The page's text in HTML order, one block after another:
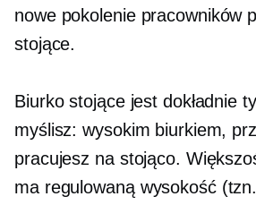
nowe pokolenie pracowników
stojące.
Biurko stojące jest dokładnie
myślisz: wysokim biurkiem,
pracujesz na stojąco.
ma regulowaną wysokość